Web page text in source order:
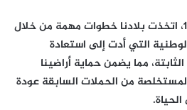
وأضافت أنه ومنذ العام 1992، اتخذت بلادنا خطوات مهمة من خلال
التي أدت إلى استعادة
مما يضمن حماية أراضينا
من الحملات السابقة عودة